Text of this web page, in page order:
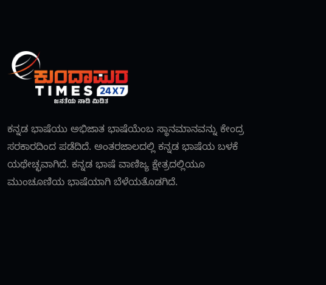
ಕನ್ನಡ ಭಾಷೆಯು ಅಭಿಜಾತ ಭಾಷೆಯೆಂಬ ಸ್ಥಾನಮಾನವನ್ನು ಕೇಂದ್ರ
ಸರಕಾರದಿಂದ ಪಡೆದಿದೆ. ಅಂತರಜಾಲದಲ್ಲಿ ಕನ್ನಡ ಭಾಷೆಯ ಬಳಕೆ
ಯಥೇಚ್ಛವಾಗಿದೆ. ಕನ್ನಡ ಭಾಷೆ ವಾಣಿಜ್ಯ ಕ್ಷೇತ್ರದಲ್ಲಿಯೂ
ಮುಂಚೂಣಿಯ ಭಾಷೆಯಾಗಿ ಬೆಳೆಯತೊಡಗಿದೆ.